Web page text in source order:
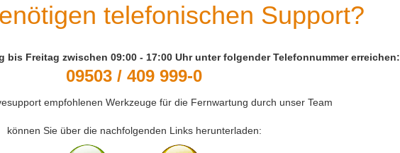
telefonischen Support?
bis Freitag zwischen 09:00 - 17:00 Uhr unter folgender Telefonnummer erreichen:
09503 / 409 999-0
empfohlenen Werkzeuge für die Fernwartung durch unser Team
können Sie über die nachfolgenden Links herunterladen: